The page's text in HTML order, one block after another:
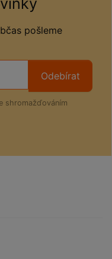
pošleme
Odebírat
shromažďováním